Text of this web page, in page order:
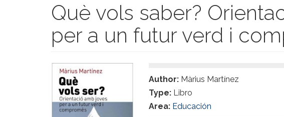
Què vols saber?
per a un futur verd i
Author: Màrius Martínez
Type: Libro
Area: Educación